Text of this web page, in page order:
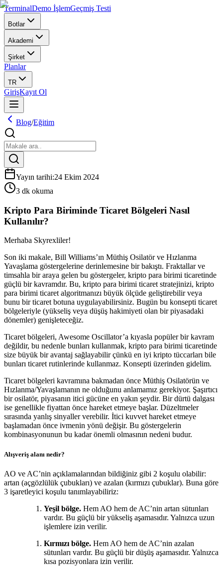
TerminalDemo İşlemGeçmiş Testi
Botlar
Akademi
Şirket
Planlar
TR
GirişKayıt Ol
Blog/Eğitim
Yayın tarihi:24 Ekim 2024
3 dk okuma
Kripto Para Biriminde Ticaret Bölgeleri Nasıl
Kullanılır?
Merhaba Skyrexliler!
Son iki makale, Bill Williams’ın Müthiş Osilatör ve Hızlanma
Yavaşlama göstergelerine derinlemesine bir bakıştı. Fraktallar ve
timsahla bir araya gelen bu göstergeler, kripto para birimi ticaretinde
güçlü bir kavramdır. Bu, kripto para birimi ticaret stratejinizi, kripto
para birimi ticaret algoritmanızı büyük ölçüde geliştirebilir veya
bunu bir ticaret botuna uygulayabilirsiniz. Bugün bu konsepti ticaret
bölgeleriyle (yükseliş veya düşüş hakimiyeti olan bir piyasadaki
dönemler) genişleteceğiz.
Ticaret bölgeleri, Awesome Oscillator’a kıyasla popüler bir kavram
değildir, bu nedenle bunları kullanmak, kripto para birimi ticaretinde
size büyük bir avantaj sağlayabilir çünkü en iyi kripto tüccarları bile
bunları ticaret rutinlerinde kullanmaz. Konsepti üzerinden gidelim.
Ticaret bölgeleri kavramına bakmadan önce Müthiş Osilatörün ve
Hızlanma/Yavaşlamanın ne olduğunu anlamamız gerekiyor. Şaşırtıcı
bir osilatör, piyasanın itici gücüne en yakın şeydir. Bir dürtü dalgası
ise genellikle fiyattan önce hareket etmeye başlar. Düzeltmeler
sırasında yanlış sinyaller verebilir. İtici kuvvet hareket etmeye
başlamadan önce ivmenin yönü değişir. Bu göstergelerin
kombinasyonunun bu kadar önemli olmasının nedeni budur.
Alışveriş alanı nedir?
AO ve AC’nin açıklamalarından bildiğiniz gibi 2 koşulu olabilir:
artan (açgözlülük çubukları) ve azalan (kırmızı çubuklar). Buna göre
3 işaretleyici koşulu tanımlayabiliriz:
Yeşil bölge. Hem AO hem de AC’nin artan sütunları
vardır. Bu güçlü bir yükseliş aşamasıdır. Yalnızca uzun
işlemlere izin verilir.
Kırmızı bölge. Hem AO hem de AC’nin azalan
sütunları vardır. Bu güçlü bir düşüş aşamasıdır. Yalnızca
kısa pozisyonlara izin verilir.